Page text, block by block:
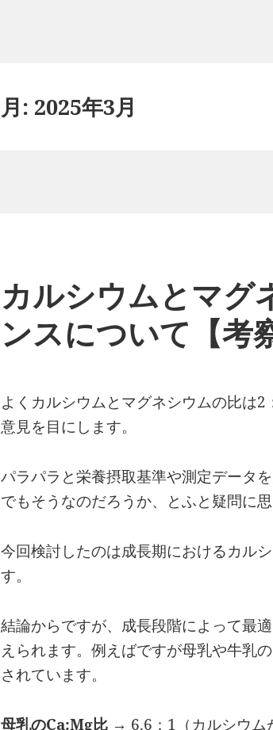
月: 2025年3月
カルシウムとマグ
ンスについて【考
よくカルシウムとマグネシウムの比は
意見を目にします。
パラパラと栄養摂取基準や測定データ
でもそうなのだろうか、とふと疑問に
今回検討したのは成長期におけるカル
す。
結論からですが、成長段階によって最
えられます。例えばですが母乳や牛乳
されています。
母乳のCa:Mg比 → 6.6：1（カルシウム